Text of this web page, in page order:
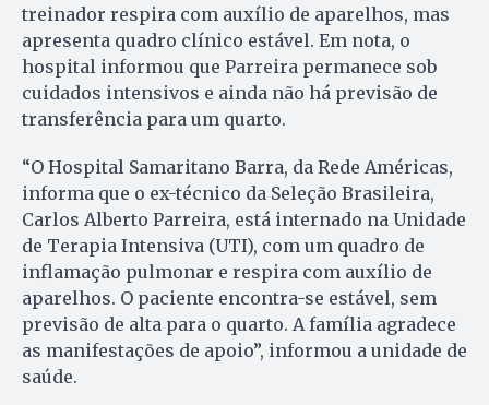
treinador respira com auxílio de aparelhos, mas
apresenta quadro clínico estável. Em nota, o
hospital informou que Parreira permanece sob
cuidados intensivos e ainda não há previsão de
transferência para um quarto.
“O Hospital Samaritano Barra, da Rede Américas,
informa que o ex-técnico da Seleção Brasileira,
Carlos Alberto Parreira, está internado na Unidade
de Terapia Intensiva (UTI), com um quadro de
inflamação pulmonar e respira com auxílio de
aparelhos. O paciente encontra-se estável, sem
previsão de alta para o quarto. A família agradece
as manifestações de apoio”, informou a unidade de
saúde.